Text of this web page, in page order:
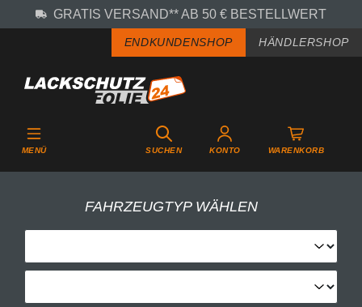
Zum Hauptinhalt springen
GRATIS VERSAND** AB 50 € BESTELLWERT
ENDKUNDENSHOP HÄNDLERSHOP
MENÜ SUCHEN KONTO WARENKORB
FAHRZEUGTYP WÄHLEN